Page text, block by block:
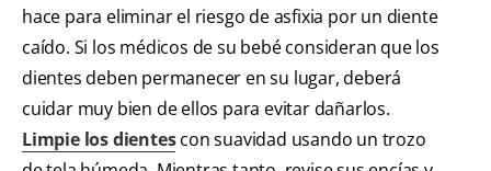
hace para eliminar el riesgo de asfixia por un diente
caído. Si los médicos de su bebé consideran que los
dientes deben permanecer en su lugar, deberá
cuidar muy bien de ellos para evitar dañarlos.
Limpie los dientescon suavidad usando un trozo